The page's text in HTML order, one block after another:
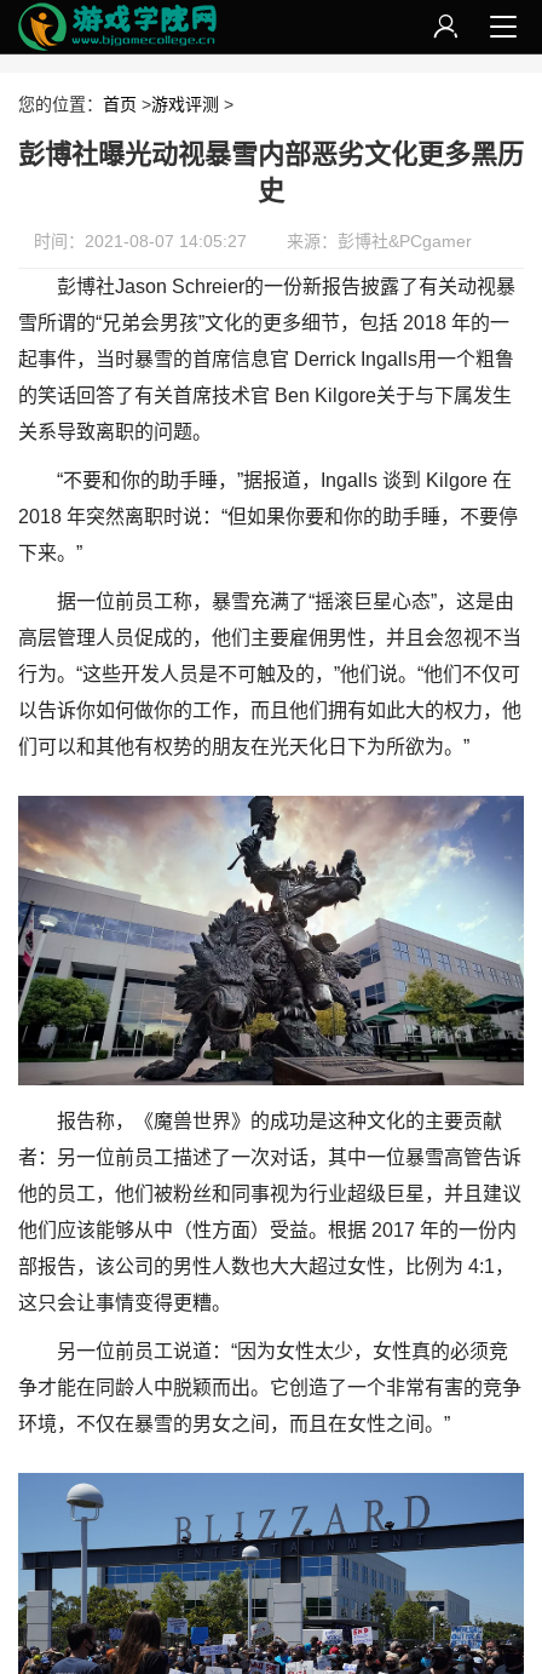
您的位置： 首页 >游戏评测 >
彭博社曝光动视暴雪内部恶劣文化更多黑历
史
时间：2021-08-07 14:05:27 来源：彭博社&PCgamer
彭博社Jason Schreier的一份新报告披露了有关动视暴
雪所谓的“兄弟会男孩”文化的更多细节，包括 2018 年的一
起事件，当时暴雪的首席信息官 Derrick Ingalls用一个粗鲁
的笑话回答了有关首席技术官 Ben Kilgore关于与下属发生
关系导致离职的问题。
“不要和你的助手睡，”据报道，Ingalls 谈到 Kilgore 在
2018 年突然离职时说：“但如果你要和你的助手睡，不要停
下来。”
据一位前员工称，暴雪充满了“摇滚巨星心态”，这是由
高层管理人员促成的，他们主要雇佣男性，并且会忽视不当
行为。“这些开发人员是不可触及的，”他们说。“他们不仅可
以告诉你如何做你的工作，而且他们拥有如此大的权力，他
们可以和其他有权势的朋友在光天化日下为所欲为。”
报告称，《魔兽世界》的成功是这种文化的主要贡献
者：另一位前员工描述了一次对话，其中一位暴雪高管告诉
他的员工，他们被粉丝和同事视为行业超级巨星，并且建议
他们应该能够从中（性方面）受益。根据 2017 年的一份内
部报告，该公司的男性人数也大大超过女性，比例为 4:1，
这只会让事情变得更糟。
另一位前员工说道：“因为女性太少，女性真的必须竞
争才能在同龄人中脱颖而出。它创造了一个非常有害的竞争
环境，不仅在暴雪的男女之间，而且在女性之间。”